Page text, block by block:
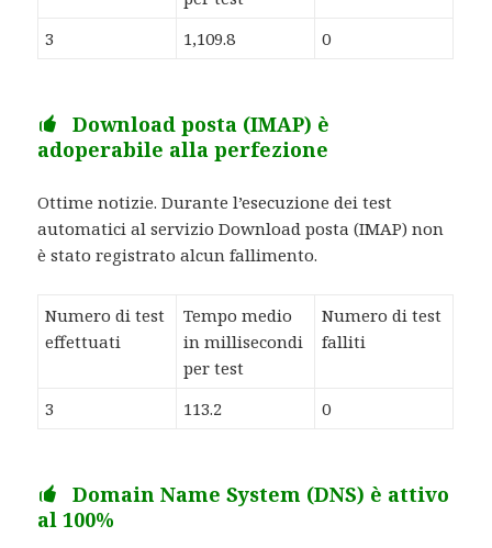
3
1,109.8 0
Download posta (IMAP) è
adoperabile alla perfezione
Ottime notizie. Durante l’esecuzione dei test
automatici al servizio Download posta (IMAP) non
è stato registrato alcun fallimento.
Numero di test
effettuati
Tempo medio
in millisecondi
per test
Numero di test
falliti
3 113.2 0
Domain Name System (DNS) è attivo
al 100%